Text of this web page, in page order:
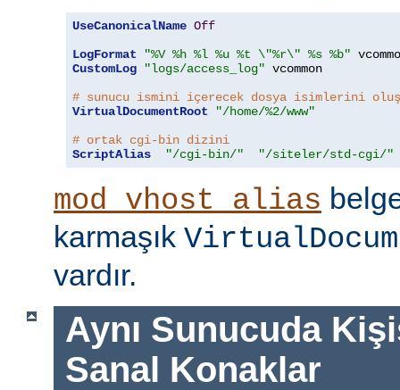
UseCanonicalName Off
LogFormat
"%V %h %l %u %t \"%r\" %s %b"
CustomLog
"logs/access_log" vcommon
# sunucu ismini içerecek dosya isimlerini
VirtualDocumentRoot
"/home/%2/www"
# ortak cgi-bin dizini
ScriptAlias
"/cgi-bin/" "/siteler/std-cgi/"
mod_vhost_alias
karmaşık
vardır.
Aynı Sunucuda
Sanal Konaklar